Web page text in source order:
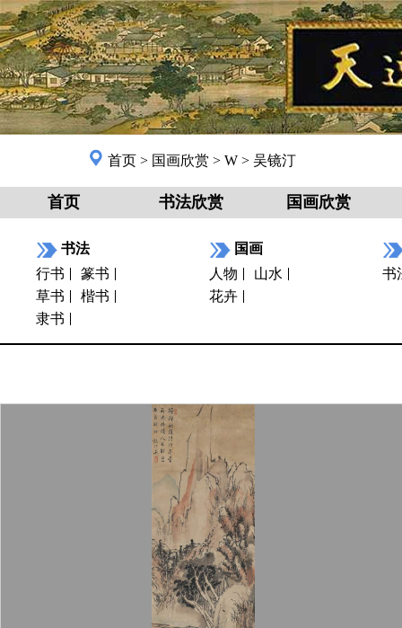
首页 > 国画欣赏 > W > 吴镜汀
首页 书法欣赏 国画欣赏
书法
行书
篆书
草书
楷书
隶书
国画
人物
山水
花卉
书